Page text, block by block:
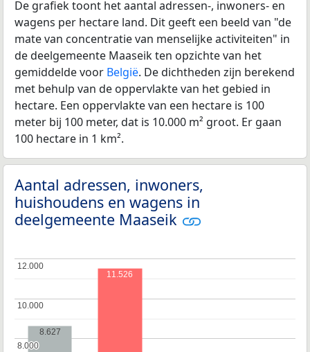
De grafiek toont het aantal adressen-, inwoners- en
wagens per hectare land. Dit geeft een beeld van "de
mate van concentratie van menselijke activiteiten" in
de deelgemeente Maaseik ten opzichte van het
gemiddelde voor België. De dichtheden zijn berekend
met behulp van de oppervlakte van het gebied in
hectare. Een oppervlakte van een hectare is 100
meter bij 100 meter, dat is 10.000 m² groot. Er gaan
100 hectare in 1 km².
Aantal adressen, inwoners,
huishoudens en wagens in
deelgemeente Maaseik
8.000
8.000
10.000
10.000
12.000
12.000
8.627
11.526